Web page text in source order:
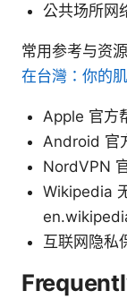
公共场所网
常用参考与资
在台灣：你的
Apple 官方
Android 官
NordVPN
Wikipedia
互联网隐私